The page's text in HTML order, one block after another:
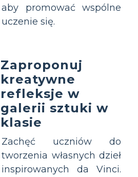
aby promować wspólne
uczenie się.
Zaproponuj
kreatywne
refleksje w
galerii sztuki w
klasie
Zachęć uczniów do
tworzenia własnych dzieł
inspirowanych da Vinci.